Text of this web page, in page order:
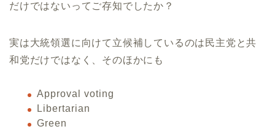
だけではないってご存知でしたか？
実は大統領選に向けて立候補しているのは民主党と共
和党だけではなく、そのほかにも
Approval voting
Libertarian
Green